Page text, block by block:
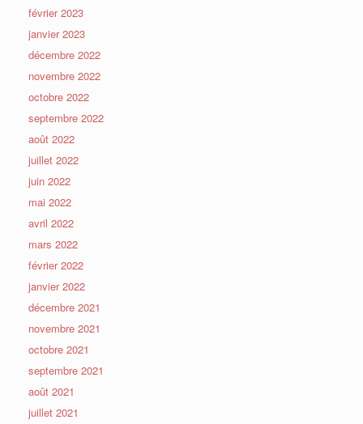
février 2023
janvier 2023
décembre 2022
novembre 2022
octobre 2022
septembre 2022
août 2022
juillet 2022
juin 2022
mai 2022
avril 2022
mars 2022
février 2022
janvier 2022
décembre 2021
novembre 2021
octobre 2021
septembre 2021
août 2021
juillet 2021